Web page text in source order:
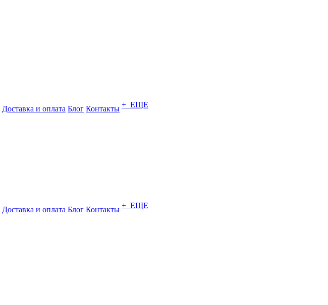
Доставка и оплата Блог Контакты + ЕЩЕ
Доставка и оплата Блог Контакты + ЕЩЕ